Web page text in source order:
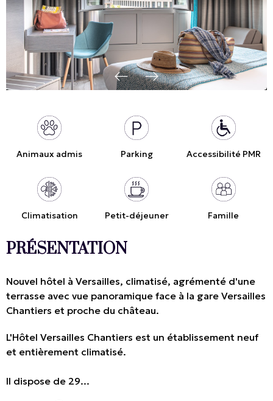
Animaux admis Parking Accessibilité PMR
Climatisation Petit-déjeuner Famille
PRÉSENTATION
Nouvel hôtel à Versailles, climatisé, agrémenté d'une
terrasse avec vue panoramique face à la gare Versailles
Chantiers et proche du château.
L'Hôtel Versailles Chantiers est un établissement neuf
et entièrement climatisé.
Il dispose de 29...